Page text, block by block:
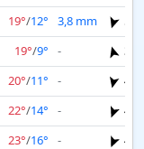
19°/12° 3,8 mm
5
19°/9° -
3
20°/11° -
4
22°/14° -
4
23°/16° -
4